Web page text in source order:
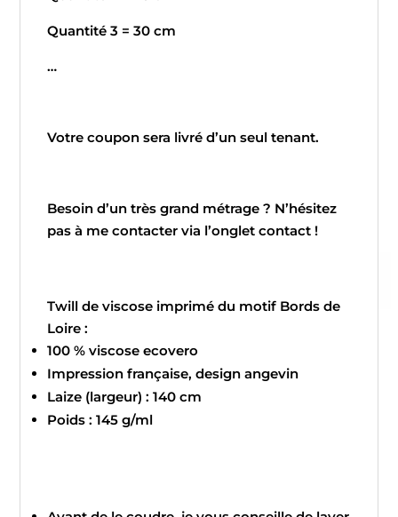
Quantité 3 = 30 cm
…
Votre coupon sera livré d’un seul tenant.
Besoin d’un très grand métrage ? N’hésitez
pas à me contacter via l’onglet contact !
Twill de viscose imprimé du motif Bords de
Loire :
100 % viscose ecovero
Impression française, design angevin
Laize (largeur) : 140 cm
Poids : 145 g/ml